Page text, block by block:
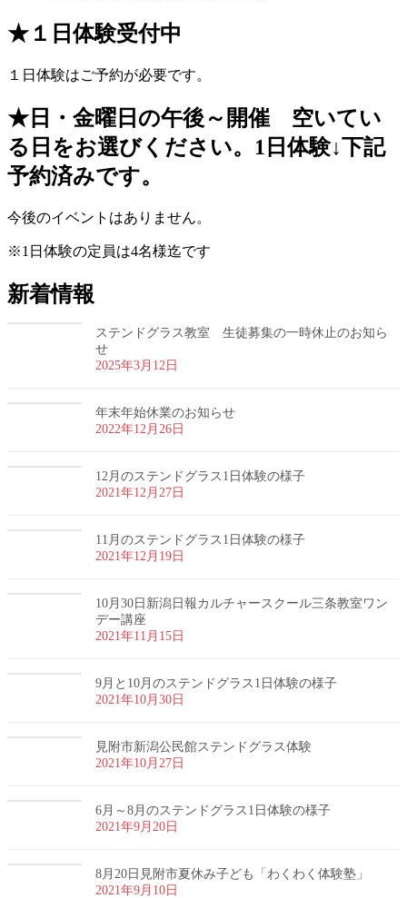
★１日体験受付中
１日体験はご予約が必要です。
★日・金曜日の午後～開催 空いてい
る日をお選びください。1日体験↓下記
予約済みです。
今後のイベントはありません。
※1日体験の定員は4名様迄です
新着情報
ステンドグラス教室 生徒募集の一時休止のお知ら
せ
2025年3月12日
年末年始休業のお知らせ
2022年12月26日
12月のステンドグラス1日体験の様子
2021年12月27日
11月のステンドグラス1日体験の様子
2021年12月19日
10月30日新潟日報カルチャースクール三条教室ワン
デー講座
2021年11月15日
9月と10月のステンドグラス1日体験の様子
2021年10月30日
見附市新潟公民館ステンドグラス体験
2021年10月27日
6月～8月のステンドグラス1日体験の様子
2021年9月20日
8月20日見附市夏休み子ども「わくわく体験塾」
2021年9月10日